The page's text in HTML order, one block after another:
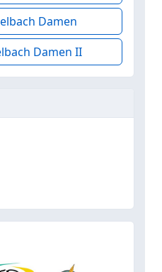
Damen
Damen II